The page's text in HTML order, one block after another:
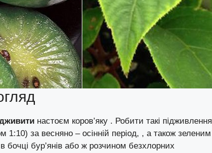
настоєм коров’яку . Робити такі підживлення
за весняно – осінній період, , а також зеленим
бур’янів або ж розчином безхлорних